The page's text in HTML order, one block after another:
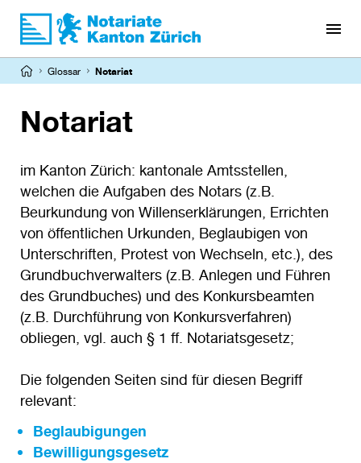
Direkt
zum
Pfadnavigation
Glossar Notariat
Notariat
im Kanton Zürich: kantonale Amtsstellen,
welchen die Aufgaben des Notars (z.B.
Beurkundung von Willenserklärungen, Errichten
von öffentlichen Urkunden, Beglaubigen von
Unterschriften, Protest von Wechseln, etc.), des
Grundbuchverwalters (z.B. Anlegen und Führen
des Grundbuches) und des Konkursbeamten
(z.B. Durchführung von Konkursverfahren)
obliegen, vgl. auch § 1 ff. Notariatsgesetz;
Die folgenden Seiten sind für diesen Begriff
relevant:
Beglaubigungen
Bewilligungsgesetz